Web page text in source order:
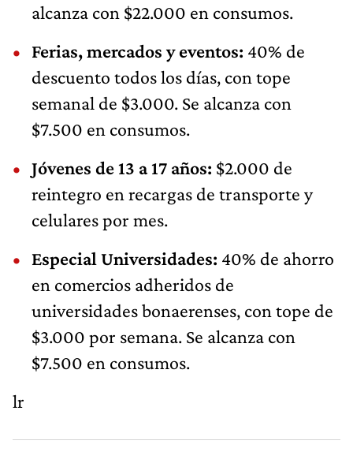
alcanza con $22.000 en consumos.
Ferias, mercados y eventos: 40% de
descuento todos los días, con tope
semanal de $3.000. Se alcanza con
$7.500 en consumos.
Jóvenes de 13 a 17 años: $2.000 de
reintegro en recargas de transporte y
celulares por mes.
Especial Universidades: 40% de ahorro
en comercios adheridos de
universidades bonaerenses, con tope de
$3.000 por semana. Se alcanza con
$7.500 en consumos.
lr